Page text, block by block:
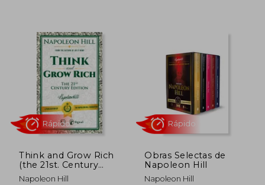
$ 25.559
Think and Grow Rich
(the 21st. Century
Edition)
Napoleon Hill
Obras Selectas de
Napoleon Hill
Napoleon Hill